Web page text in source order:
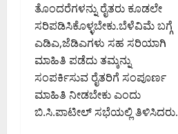
ತೊಂದರೆಗಳನ್ನು ರೈತರು ಕೂಡಲೇ
ಸರಿಪಡಿಸಿಕೊಳ್ಳಬೇಕು.ಬೆಳೆವಿಮೆ ಬಗ್ಗೆ
ಎಡಿಎ,ಜೆಡಿಎಗಳು ಸಹ ಸರಿಯಾಗಿ
ಮಾಹಿತಿ ಪಡೆದು ತಮ್ಕನ್ನು
ಸಂಪರ್ಕಿಸುವ ರೈತರಿಗೆ ಸಂಪೂರ್ಣ
ಮಾಹಿತಿ ನೀಡಬೇಕು ಎಂದು
ಬಿ.ಸಿ.ಪಾಟೀಲ್ ಸಭೆಯಲ್ಲಿ ತಿಳಿಸಿದರು.